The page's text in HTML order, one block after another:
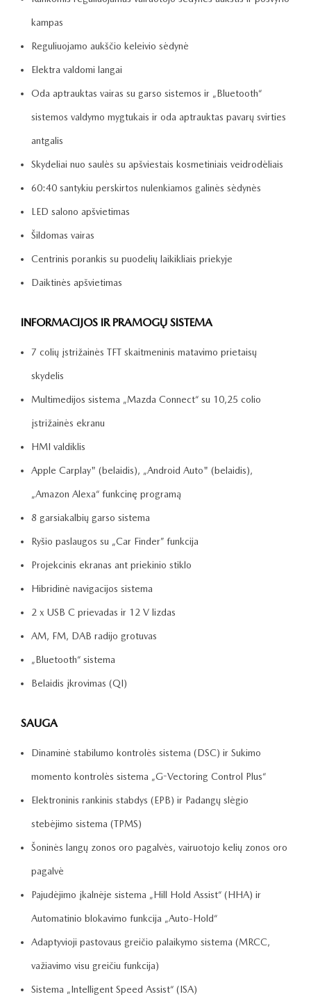
kampas
Reguliuojamo aukščio keleivio sėdynė
Elektra valdomi langai
Oda aptrauktas vairas su garso sistemos ir „Bluetooth“
sistemos valdymo mygtukais ir oda aptrauktas pavarų svirties
antgalis
Skydeliai nuo saulės su apšviestais kosmetiniais veidrodėliais
60:40 santykiu perskirtos nulenkiamos galinės sėdynės
LED salono apšvietimas
Šildomas vairas
Centrinis porankis su puodelių laikikliais priekyje
Daiktinės apšvietimas
INFORMACIJOS IR PRAMOGŲ SISTEMA
7 colių įstrižainės TFT skaitmeninis matavimo prietaisų
skydelis
Multimedijos sistema „Mazda Connect“ su 10,25 colio
įstrižainės ekranu
HMI valdiklis
Apple Carplay" (belaidis), „Android Auto" (belaidis),
„Amazon Alexa“ funkcinę programą
8 garsiakalbių garso sistema
Ryšio paslaugos su „Car Finder” funkcija
Projekcinis ekranas ant priekinio stiklo
Hibridinė navigacijos sistema
2 x USB C prievadas ir 12 V lizdas
AM, FM, DAB radijo grotuvas
„Bluetooth“ sistema
Belaidis įkrovimas (QI)
SAUGA
Dinaminė stabilumo kontrolės sistema (DSC) ir Sukimo
momento kontrolės sistema „G-Vectoring Control Plus“
Elektroninis rankinis stabdys (EPB) ir Padangų slėgio
stebėjimo sistema (TPMS)
Šoninės langų zonos oro pagalvės, vairuotojo kelių zonos oro
pagalvė
Pajudėjimo įkalnėje sistema „Hill Hold Assist“ (HHA) ir
Automatinio blokavimo funkcija „Auto-Hold“
Adaptyvioji pastovaus greičio palaikymo sistema (MRCC,
važiavimo visu greičiu funkcija)
Sistema „Intelligent Speed Assist“ (ISA)